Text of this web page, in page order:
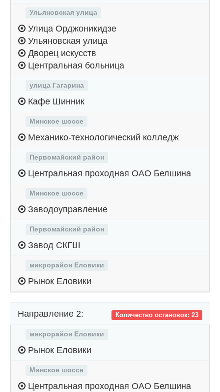
Ульяновская улица
Улица Орджоникидзе
Ульяновская улица
Дворец искусств
Центральная больница
улица Гагарина
Кафе Шинник
Минское шоссе
Механико-технологический колледж
Первомайский район
Центральная проходная ОАО Белшина
Минское шоссе
Заводоуправление
Первомайский район
Завод СКГШ
микрорайон Еловики
Рынок Еловики
Количество остановок: 23
Направление 2:
микрорайон Еловики
Рынок Еловики
Минское шоссе
Центральная проходная ОАО Белшина